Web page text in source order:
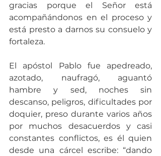
gracias porque el Señor está
acompañándonos en el proceso y
está presto a darnos su consuelo y
fortaleza.
El apóstol Pablo fue apedreado,
azotado, naufragó, aguantó
hambre y sed, noches sin
descanso, peligros, dificultades por
doquier, preso durante varios años
por muchos desacuerdos y casi
constantes conflictos, es él quien
desde una cárcel escribe: “dando